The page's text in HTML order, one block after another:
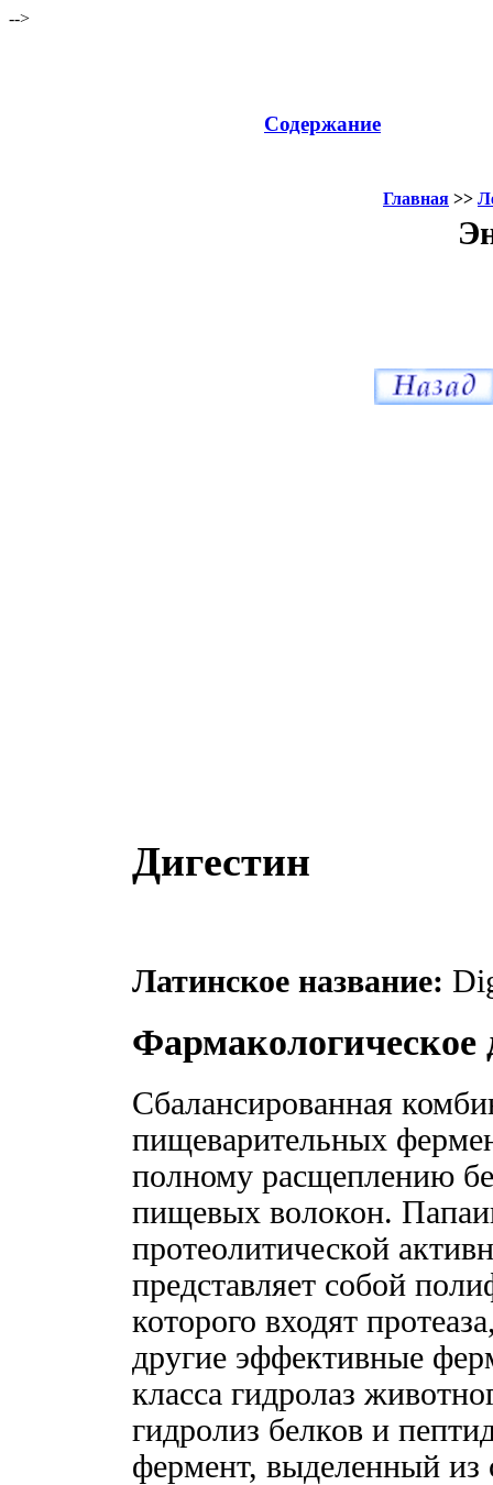
-->
Содержание
Главная >>
Дигестин
Латинское название:
Фармакологическое
Сбалансированная
пищеварительных
полному расщеплению
пищевых волокон.
протеолитической
представляет собой
которого входят
другие эффективные
класса гидролаз
гидролиз белков и
фермент, выделенный из